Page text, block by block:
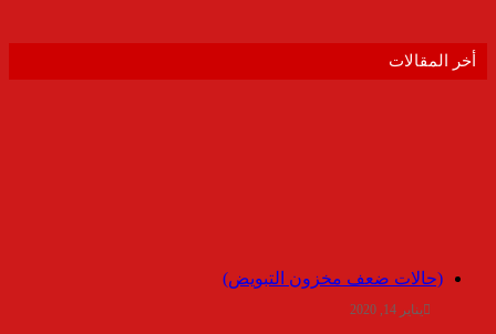
أخر المقالات
(حالات ضعف مخزون التبويض)
يناير 14, 2020